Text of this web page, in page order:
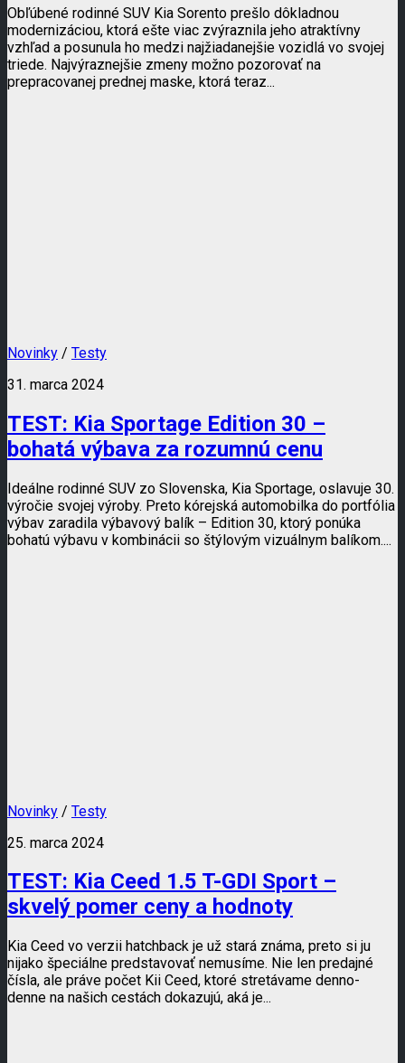
Obľúbené rodinné SUV Kia Sorento prešlo dôkladnou
modernizáciou, ktorá ešte viac zvýraznila jeho atraktívny
vzhľad a posunula ho medzi najžiadanejšie vozidlá vo svojej
triede. Najvýraznejšie zmeny možno pozorovať na
prepracovanej prednej maske, ktorá teraz...
Novinky / Testy
31. marca 2024
TEST: Kia Sportage Edition 30 –
bohatá výbava za rozumnú cenu
Ideálne rodinné SUV zo Slovenska, Kia Sportage, oslavuje 30.
výročie svojej výroby. Preto kórejská automobilka do portfólia
výbav zaradila výbavový balík – Edition 30, ktorý ponúka
bohatú výbavu v kombinácii so štýlovým vizuálnym balíkom....
Novinky / Testy
25. marca 2024
TEST: Kia Ceed 1.5 T-GDI Sport –
skvelý pomer ceny a hodnoty
Kia Ceed vo verzii hatchback je už stará známa, preto si ju
nijako špeciálne predstavovať nemusíme. Nie len predajné
čísla, ale práve počet Kii Ceed, ktoré stretávame denno-
denne na našich cestách dokazujú, aká je...